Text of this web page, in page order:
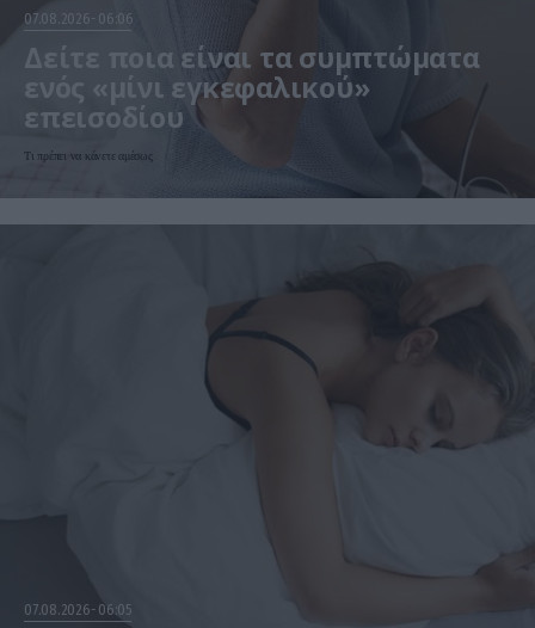
07.08.2026 06:06
Δείτε ποια είναι τα συμπτώματα
ενός «μίνι εγκεφαλικού»
επεισοδίου
Τι πρέπει να κάνετε αμέσως
07.08.2026 06:05